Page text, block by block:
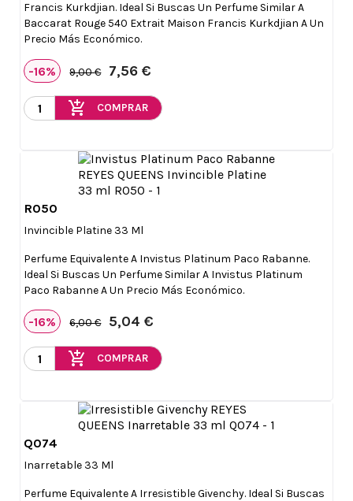
Francis Kurkdjian. Ideal Si Buscas Un Perfume Similar A
Baccarat Rouge 540 Extrait Maison Francis Kurkdjian A Un
Precio Más Económico.
-16% 9,00 € 7,56 €
add_shopping_cart COMPRAR
R050
Invincible Platine 33 Ml
Perfume Equivalente A Invistus Platinum Paco Rabanne.
Ideal Si Buscas Un Perfume Similar A Invistus Platinum
Paco Rabanne A Un Precio Más Económico.
-16% 6,00 € 5,04 €
add_shopping_cart COMPRAR
Q074
Inarretable 33 Ml
Perfume Equivalente A Irresistible Givenchy. Ideal Si Buscas